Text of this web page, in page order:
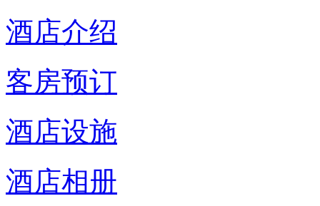
酒店介绍
客房预订
酒店设施
酒店相册